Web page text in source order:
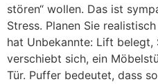
stören“ wollen. Das ist
Stress. Planen Sie
hat Unbekannte: Lift belegt,
verschiebt sich, ein
Tür. Puffer bedeutet, dass